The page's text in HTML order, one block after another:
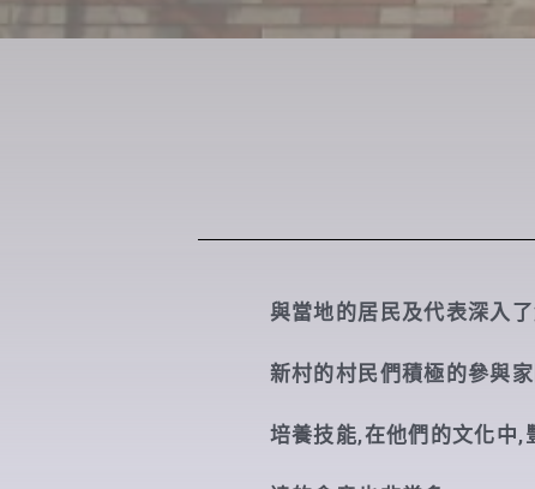
與當地的居民及代表深入
新村的村民們積極的參與
培養技能,在他們的文化中,